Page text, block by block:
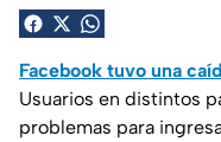
Facebook tuvo una
Usuarios en distintos
problemas para